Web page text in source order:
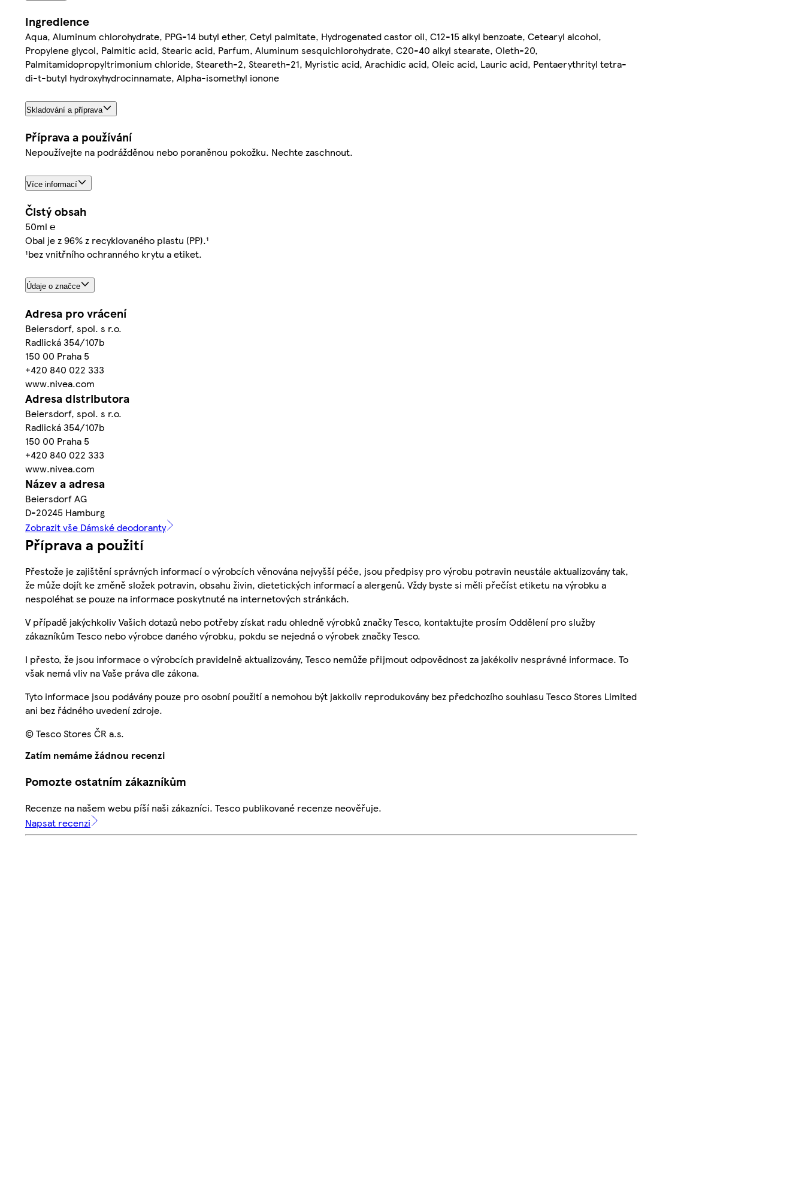
Ingredience
Aqua, Aluminum chlorohydrate, PPG-14 butyl ether, Cetyl palmitate, Hydrogenated castor oil, C12-15 alkyl benzoate, Cetearyl alcohol,
Propylene glycol, Palmitic acid, Stearic acid, Parfum, Aluminum sesquichlorohydrate, C20-40 alkyl stearate, Oleth-20,
Palmitamidopropyltrimonium chloride, Steareth-2, Steareth-21, Myristic acid, Arachidic acid, Oleic acid, Lauric acid, Pentaerythrityl tetra-
di-t-butyl hydroxyhydrocinnamate, Alpha-isomethyl ionone
Skladování a příprava
Příprava a používání
Nepoužívejte na podrážděnou nebo poraněnou pokožku. Nechte zaschnout.
Více informací
Čistý obsah
50ml ℮
Obal je z 96% z recyklovaného plastu (PP).¹
¹bez vnitřního ochranného krytu a etiket.
Údaje o značce
Adresa pro vrácení
Beiersdorf, spol. s r.o.
Radlická 354/107b
150 00 Praha 5
+420 840 022 333
www.nivea.com
Adresa distributora
Beiersdorf, spol. s r.o.
Radlická 354/107b
150 00 Praha 5
+420 840 022 333
www.nivea.com
Název a adresa
Beiersdorf AG
D-20245 Hamburg
Zobrazit vše Dámské deodoranty
Příprava a použití
Přestože je zajištění správných informací o výrobcích věnována nejvyšší péče, jsou předpisy pro výrobu potravin neustále aktualizovány tak,
že může dojít ke změně složek potravin, obsahu živin, dietetických informací a alergenů. Vždy byste si měli přečíst etiketu na výrobku a
nespoléhat se pouze na informace poskytnuté na internetových stránkách.
V případě jakýchkoliv Vašich dotazů nebo potřeby získat radu ohledně výrobků značky Tesco, kontaktujte prosím Oddělení pro služby
zákazníkům Tesco nebo výrobce daného výrobku, pokdu se nejedná o výrobek značky Tesco.
I přesto, že jsou informace o výrobcích pravidelně aktualizovány, Tesco nemůže přijmout odpovědnost za jakékoliv nesprávné informace. To
však nemá vliv na Vaše práva dle zákona.
Tyto informace jsou podávány pouze pro osobní použití a nemohou být jakkoliv reprodukovány bez předchozího souhlasu Tesco Stores Limited
ani bez řádného uvedení zdroje.
© Tesco Stores ČR a.s.
Zatím nemáme žádnou recenzi
Pomozte ostatním zákazníkům
Recenze na našem webu píší naši zákazníci. Tesco publikované recenze neověřuje.
Napsat recenzi